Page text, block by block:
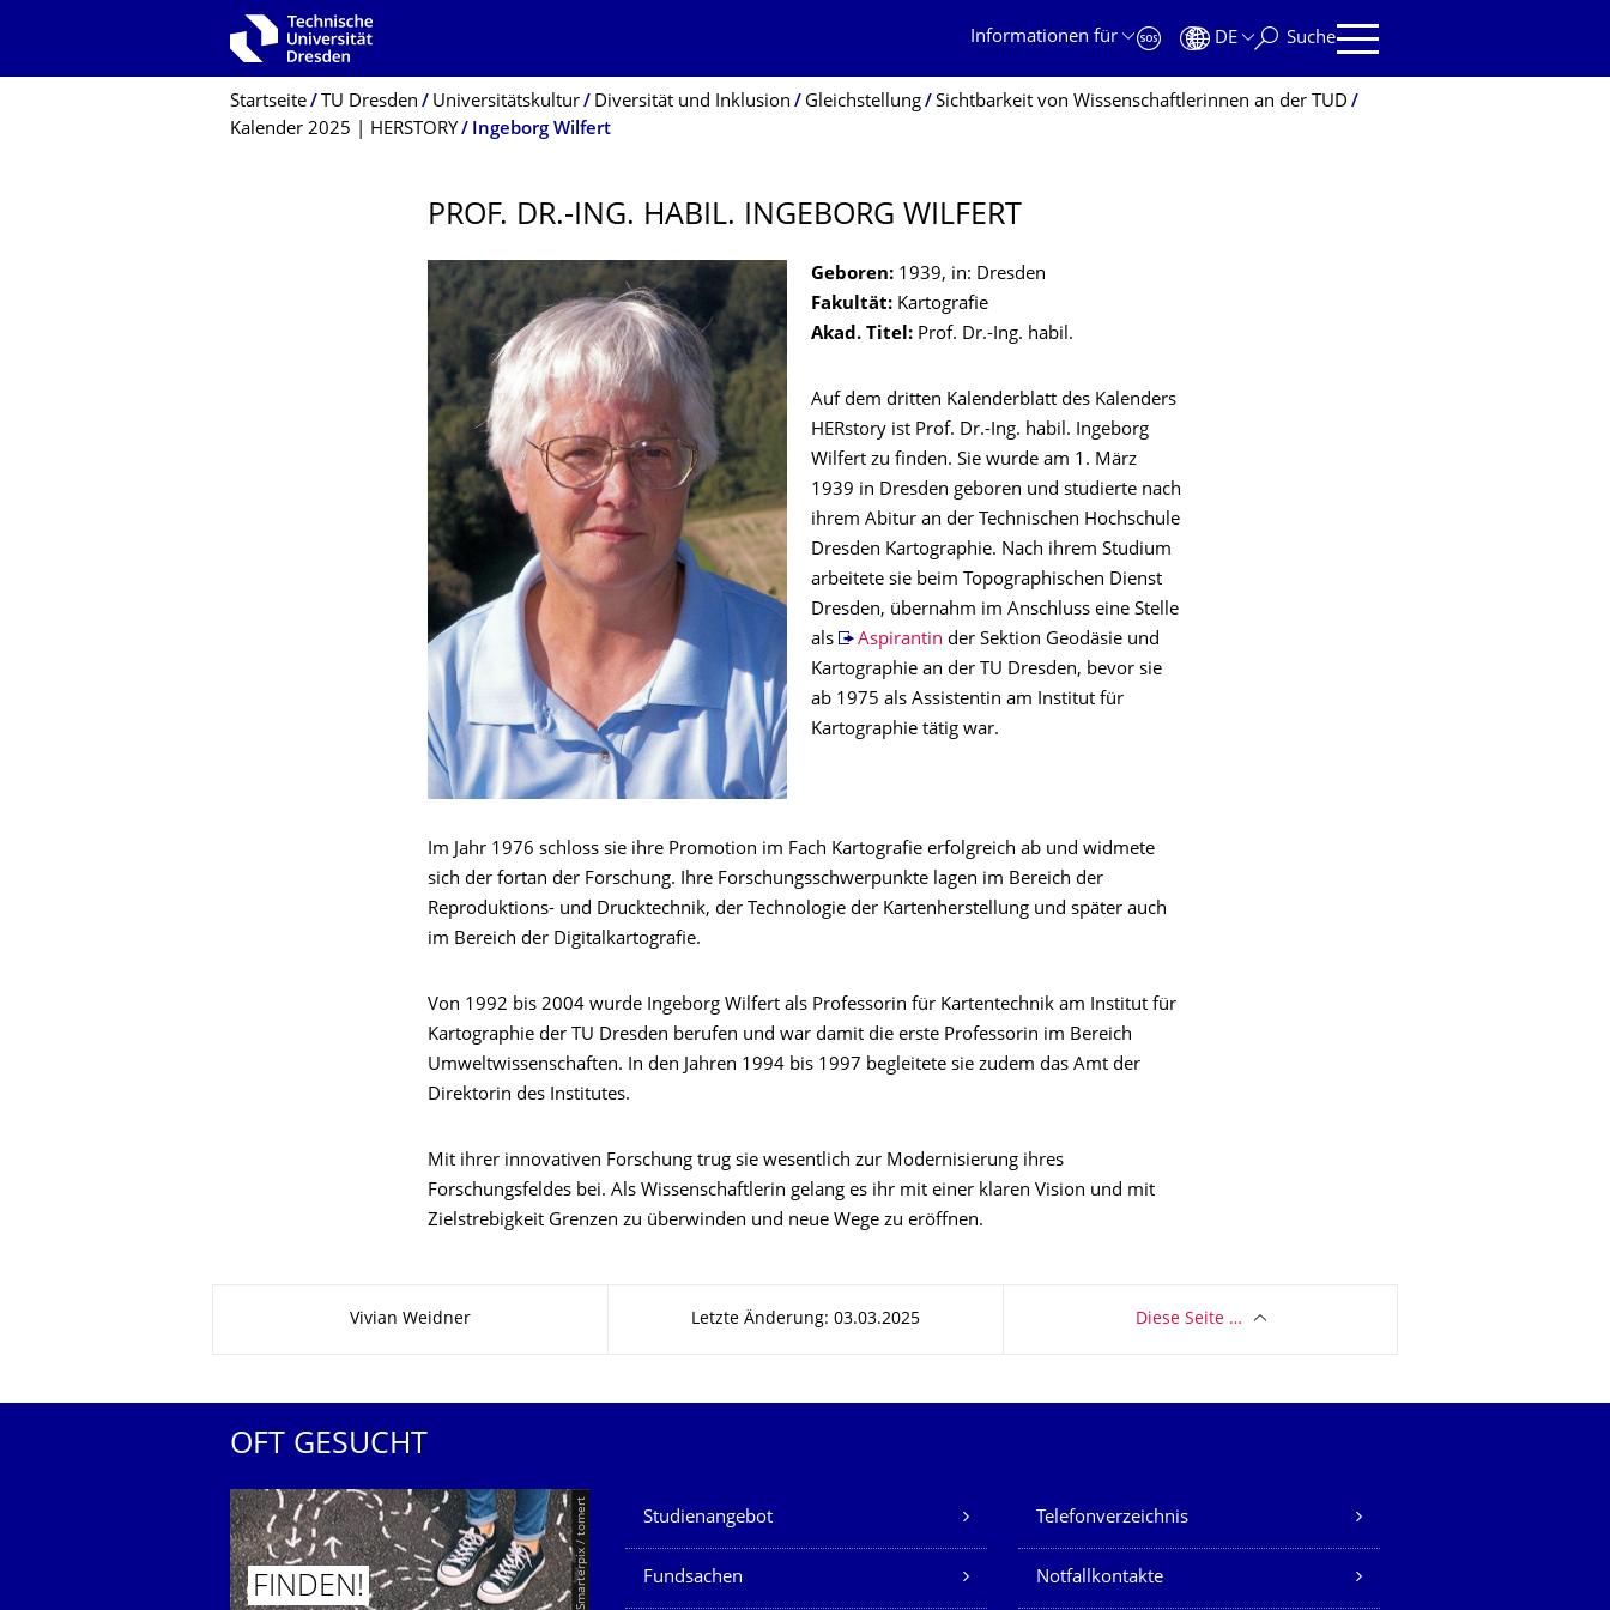
Zur Hauptnavigation springen
Informationen für
DE Suche
Breadcrumb-Menü
Startseite TU Dresden Universitätskultur Diversität und Inklusion Gleichstellung
Sichtbarkeit von Wissenschaftlerinnen an der TUD
Kalender 2025 | HERSTORY
Ingeborg Wilfert
PROF. DR.-ING. HABIL. INGEBORG WILFERT
Geboren: 1939, in: Dresden
Fakultät: Kartografie
Akad. Titel: Prof. Dr.-Ing. habil.
Auf dem dritten Kalenderblatt des Kalenders
HERstory ist Prof. Dr.-Ing. habil. Ingeborg
Wilfert zu finden. Sie wurde am 1. März
1939 in Dresden geboren und studierte nach
ihrem Abitur an der Technischen Hochschule
Dresden Kartographie. Nach ihrem Studium
arbeitete sie beim Topographischen Dienst
Dresden, übernahm im Anschluss eine Stelle
als
Aspirantin der Sektion Geodäsie und
Kartographie an der TU Dresden, bevor sie
ab 1975 als Assistentin am Institut für
Kartographie tätig war.
Im Jahr 1976 schloss sie ihre Promotion im Fach Kartografie erfolgreich ab und widmete
sich der fortan der Forschung. Ihre Forschungsschwerpunkte lagen im Bereich der
Reproduktions- und Drucktechnik, der Technologie der Kartenherstellung und später auch
im Bereich der Digitalkartografie.
Von 1992 bis 2004 wurde Ingeborg Wilfert als Professorin für Kartentechnik am Institut für
Kartographie der TU Dresden berufen und war damit die erste Professorin im Bereich
Umweltwissenschaften. In den Jahren 1994 bis 1997 begleitete sie zudem das Amt der
Direktorin des Institutes.
Mit ihrer innovativen Forschung trug sie wesentlich zur Modernisierung ihres
Forschungsfeldes bei. Als Wissenschaftlerin gelang es ihr mit einer klaren Vision und mit
Zielstrebigkeit Grenzen zu überwinden und neue Wege zu eröffnen.
Vivian Weidner Letzte Änderung: 03.03.2025 Diese Seite …
OFT GESUCHT
© Smarterpix / tomert
FINDEN!
Unsere Dienste
Studienangebot Telefonverzeichnis
Fundsachen Notfallkontakte